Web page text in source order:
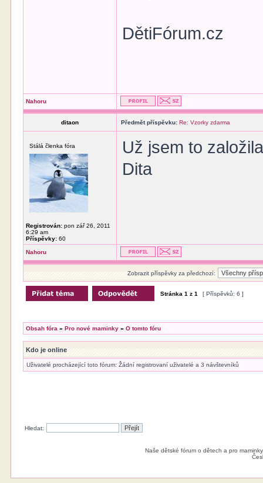
DětiFórum.cz
Nahoru
ditaon Předmět příspěvku: Re: Vzorky zdarma
Stálá členka fóra
Registrován: pon zář 26, 2011
6:29 am
Příspěvky: 60
Už jsem to
Dita
Nahoru
Zobrazit příspěvky za předchozí:
Stránka1 z1 [ Příspěvků: 6 ]
Obsah fóra »Pro nové maminky »O tomto fóru
Kdo je online
Uživatelé procházející toto fórum: Žádní registrovaní uživatelé a 3 návštevníků
Hledat:
Naše dětské fórum o dětech a pro